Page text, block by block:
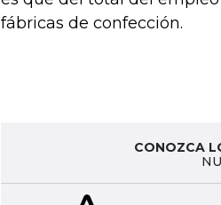
fábricas de confección.
CONOZCA